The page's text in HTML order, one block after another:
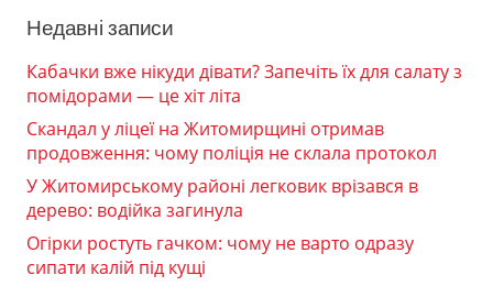
Недавні записи
Кабачки вже нікуди дівати? Запечіть їх для салату з
помідорами — це хіт літа
Скандал у ліцеї на Житомирщині отримав
продовження: чому поліція не склала протокол
У Житомирському районі легковик врізався в
дерево: водійка загинула
Огірки ростуть гачком: чому не варто одразу
сипати калій під кущі